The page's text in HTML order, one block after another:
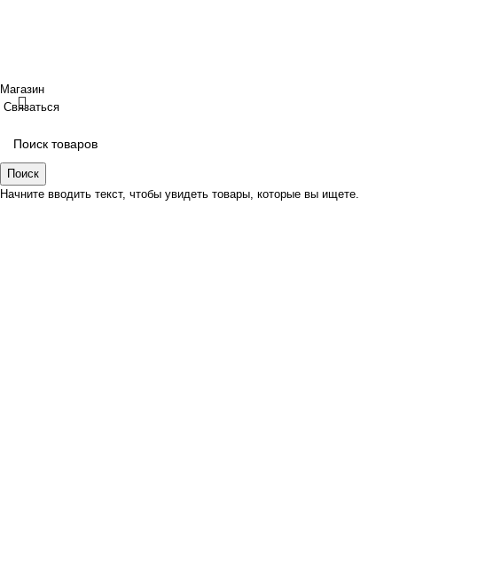
Поиск
Начните вводить текст, чтобы увидеть товары, которые вы ищете.
Магазин
Связаться